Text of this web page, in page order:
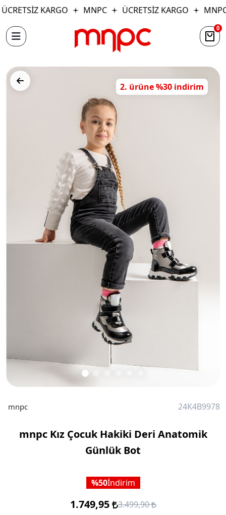
KARGO MNPC ÜCRETSİZ KARGO MNPC
0
2. ürüne %30 indirim
mnpc 24K4B9978
mnpc Kız Çocuk Hakiki Deri Anatomik
Günlük Bot
50İndirim
1.749,95 3.499,90